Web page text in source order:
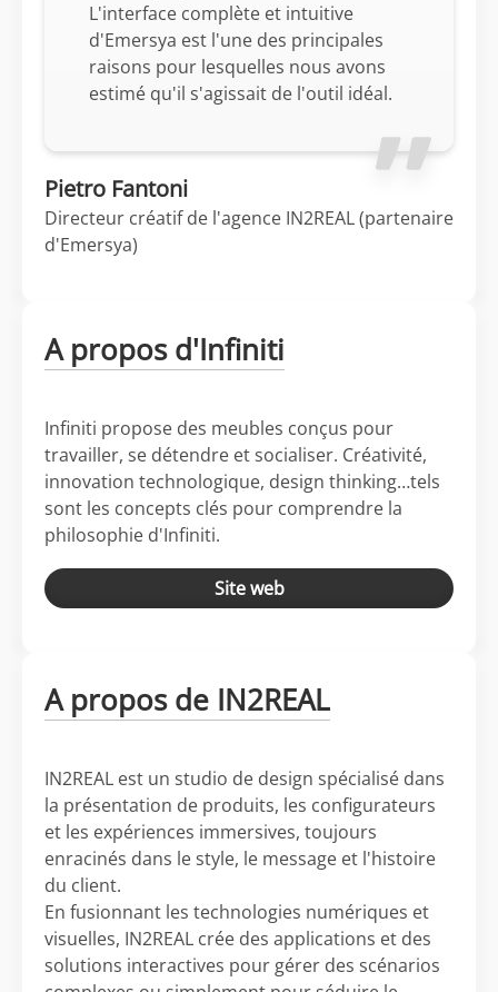
L'interface complète et intuitive
d'Emersya est l'une des principales
raisons pour lesquelles nous avons
estimé qu'il s'agissait de l'outil idéal.
Pietro Fantoni
Directeur créatif de l'agence IN2REAL (partenaire
d'Emersya)
A propos d'Infiniti
Infiniti propose des meubles conçus pour
travailler, se détendre et socialiser. Créativité,
innovation technologique, design thinking…tels
sont les concepts clés pour comprendre la
philosophie d'Infiniti.
Site web
A propos de IN2REAL
IN2REAL est un studio de design spécialisé dans
la présentation de produits, les configurateurs
et les expériences immersives, toujours
enracinés dans le style, le message et l'histoire
du client.
En fusionnant les technologies numériques et
visuelles, IN2REAL crée des applications et des
solutions interactives pour gérer des scénarios